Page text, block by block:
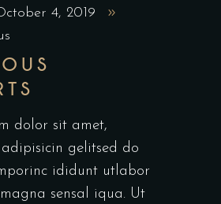
4, 2019
dolor sit amet,
adipisicin gelitsed do
ididunt utlabor
sensal iqua. Ut